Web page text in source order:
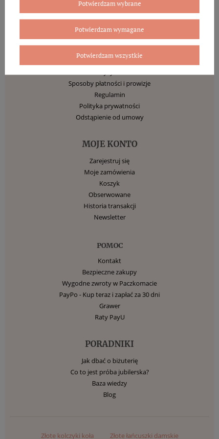
INFORMACJE
Informacje o sklepie
Sposoby płatności i prowizje
Regulamin
Polityka prywatności
Odstąpienie od umowy
MOJE KONTO
Zarejestruj się
Moje zamówienia
Koszyk
Obserwowane
Historia transakcji
Newsletter
POMOC
Kontakt
Bezpieczne zakupy
Wygodne zwroty w Paczkomacie
PayPo - Kup teraz i zapłać za 30 dni
Grawer
Raty PayU
PORADNIKI
Jak dbać o biżuterię
Co to jest próba jubilerska?
Baza wiedzy
Blog
Złote kolczyki koła Złote łańcuszki damskie
Potwierdzam wybrane
Potwierdzam wymagane
Potwierdzam wszystkie